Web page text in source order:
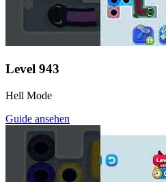
Level 943
Hell Mode
Guide ansehen